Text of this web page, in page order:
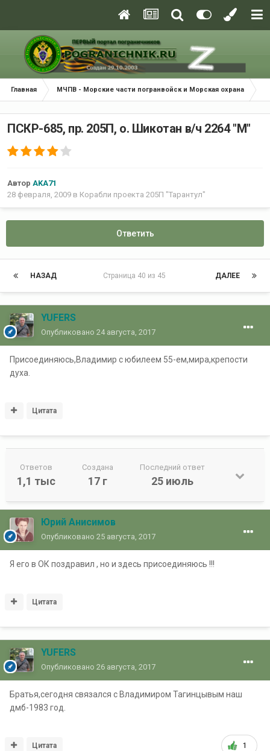
Главная МЧПВ - Морские части погранвойск и Морская охрана
ПСКР-685, пр. 205П, о. Шикотан в/ч 2264 "М"
Автор AKA71
28 февраля, 2009 в Корабли проекта 205П "Тарантул"
Ответить
НАЗАД ДАЛЕЕ
Страница 40 из 45
YUFERS
Опубликовано 24 августа, 2017
Присоединяюсь,Владимир с юбилеем 55-ем,мира,крепости
духа.
Цитата
Ответов
1,1 тыс
Создана
17 г
Последний ответ
25 июль
Юрий Анисимов
Опубликовано 25 августа, 2017
Я его в ОК поздравил , но и здесь присоединяюсь !!!
Цитата
YUFERS
Опубликовано 26 августа, 2017
Братья,сегодня связался с Владимиром Тагинцывым наш
дмб-1983 год.
1
Цитата